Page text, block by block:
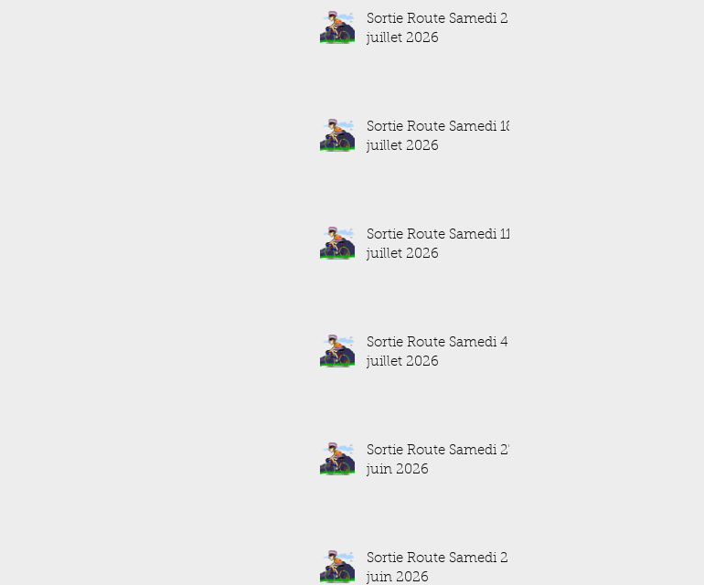
Sortie Route Samedi 25
juillet 2026
Sortie Route Samedi 18
juillet 2026
Sortie Route Samedi 11
juillet 2026
Sortie Route Samedi 4
juillet 2026
Sortie Route Samedi 27
juin 2026
Sortie Route Samedi 20
juin 2026